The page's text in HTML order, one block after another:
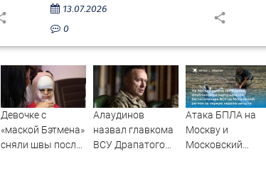
13.07.2026
0
Девочке с
«маской Бэтмена»
сняли швы после
Алаудинов
назвал главкома
ВСУ Драпатого
Атака БПЛА на
Москву и
Московский